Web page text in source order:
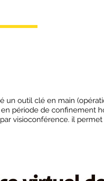
un outil clé en main
période de confinement
visioconférence. il permet